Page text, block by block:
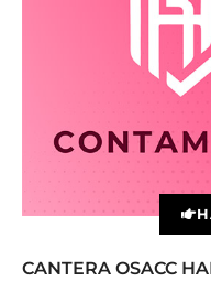
CANTERA OSACC